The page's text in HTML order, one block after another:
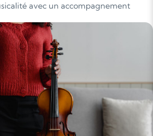
avec un accompagnement